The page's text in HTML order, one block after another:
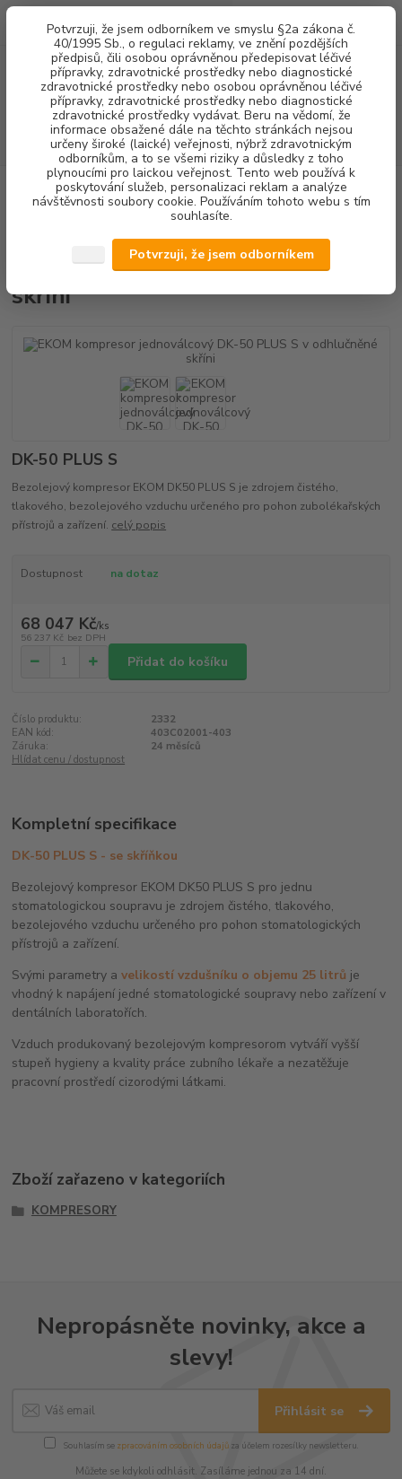
Potvrzuji, že jsem odborníkem ve smyslu §2a zákona č.
40/1995 Sb., o regulaci reklamy, ve znění pozdějších
předpisů, čili osobou oprávněnou předepisovat léčivé
přípravky, zdravotnické prostředky nebo diagnostické
zdravotnické prostředky nebo osobou oprávněnou léčivé
přípravky, zdravotnické prostředky nebo diagnostické
zdravotnické prostředky vydávat. Beru na vědomí, že
informace obsažené dále na těchto stránkách nejsou
určeny široké (laické) veřejnosti, nýbrž zdravotnickým
odborníkům, a to se všemi riziky a důsledky z toho
plynoucími pro laickou veřejnost. Tento web používá k
poskytování služeb, personalizaci reklam a analýze
návštěvnosti soubory cookie. Používáním tohoto webu s tím
souhlasíte.
Potvrzuji, že jsem odborníkem
Menu
CZK
Hledat
(Po-Pá, 8-16 hod.)
za0,00 Kč
PŘÍSTROJOVÉ VYBAVENÍ KOMPRESORY
EKOM kompresor
jednoválcový DK-50 PLUS S v odhlučněné skříni
EKOM kompresor jednoválcový
DK-50 PLUS S v odhlučněné
skříni
DK-50 PLUS S
Bezolejový kompresor EKOM DK50 PLUS S je zdrojem čistého,
tlakového, bezolejového vzduchu určeného pro pohon zubolékařských
přístrojů a zařízení. celý popis
Dostupnost na dotaz
68 047 Kč/ks
56 237 Kč bez DPH
Přidat do košíku
Číslo produktu:
2332
EAN kód:
403C02001-403
Záruka:
24 měsíců
Hlídat cenu / dostupnost
Kompletní specifikace
DK-50 PLUS S - se skříňkou
Bezolejový kompresor EKOM DK50 PLUS S pro jednu
stomatologickou soupravu je zdrojem čistého, tlakového,
bezolejového vzduchu určeného pro pohon stomatologických
přístrojů a zařízení.
Svými parametry avelikostí vzdušníku o objemu 25 litrů je
vhodný k napájení jedné stomatologické soupravy nebo zařízení v
dentálních laboratořích.
Vzduch produkovaný bezolejovým kompresorom vytváří vyšší
stupeň hygieny a kvality práce zubního lékaře a nezatěžuje
pracovní prostředí cizorodými látkami.
Zboží zařazeno v kategoriích
KOMPRESORY
Nepropásněte novinky, akce a
slevy!
Přihlásit se
Souhlasím se zpracováním osobních údajůza účelem rozesílky newsletteru.
Můžete se kdykoli odhlásit. Zasíláme jednou za 14 dní.